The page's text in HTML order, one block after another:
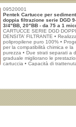
09520001
Pentek Cartucce per
doppia filtrazione serie DGD 9-
3/4"BB, 20"BB - da 75 a 1
CARTUCCE SERIE DGD
DENSITA’ FILTRANTE •
polipropilene puro 100% •
per la compatibilità chimica e la
purezza • Due strati separati a
graduale migliorano le
cartuccia • Capacità di